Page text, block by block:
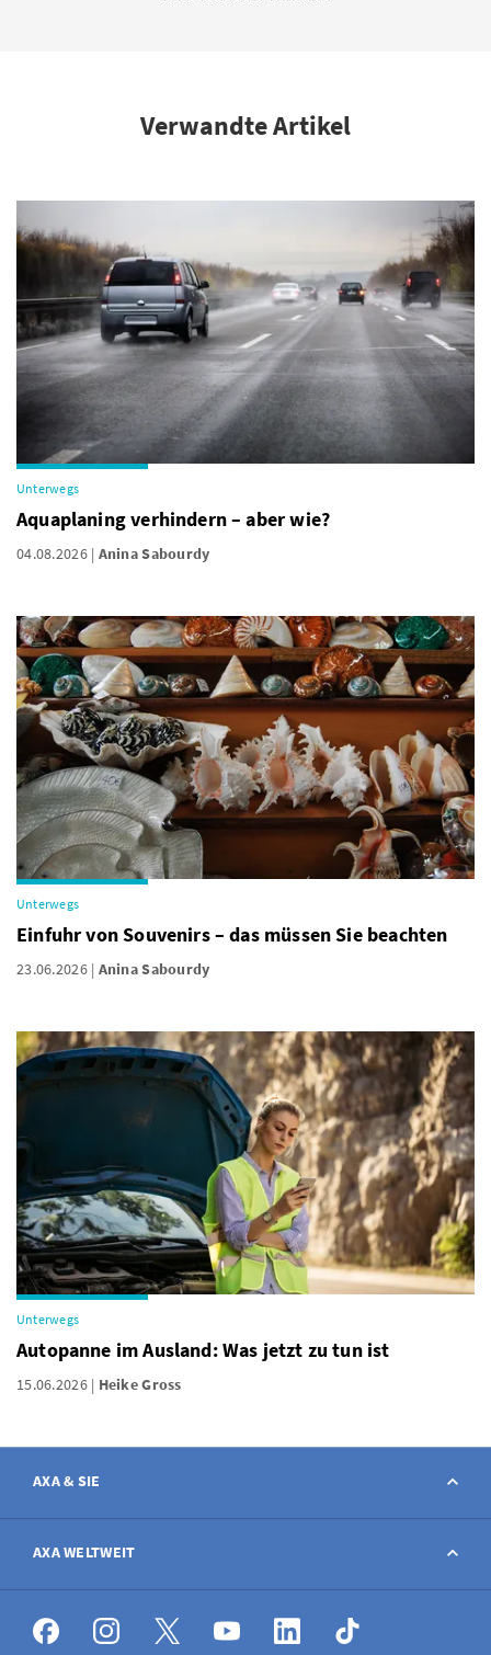
Verwandte Artikel
Unterwegs
Aquaplaning verhindern – aber wie?
04.08.2026 Anina Sabourdy
Unterwegs
Einfuhr von Souvenirs – das müssen Sie beachten
23.06.2026 Anina Sabourdy
Unterwegs
Autopanne im Ausland: Was jetzt zu tun ist
15.06.2026 Heike Gross
AXA & SIE
Kontakt
Schaden melden
AXA WELTWEIT
AXA weltweit